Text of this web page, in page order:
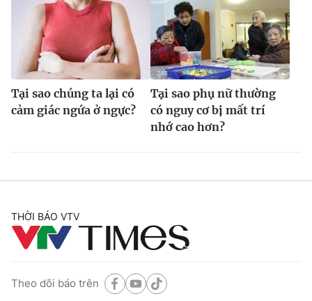
Tại sao chúng ta lại có
cảm giác ngứa ở ngực?
Tại sao phụ nữ thường
có nguy cơ bị mất trí
nhớ cao hơn?
THỜI BÁO VTV
Theo dõi báo trên